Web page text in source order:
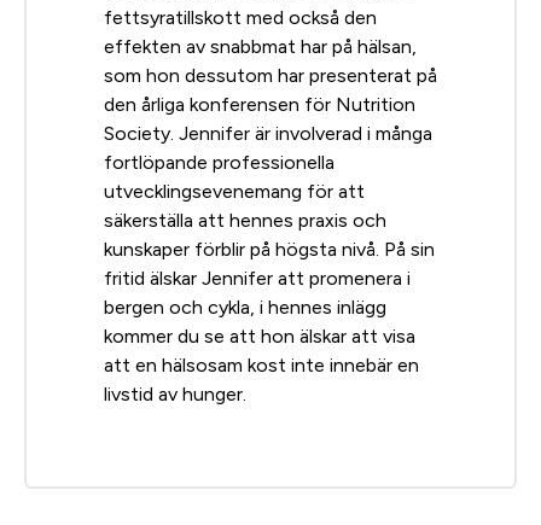
fettsyratillskott med också den
effekten av snabbmat har på hälsan,
som hon dessutom har presenterat på
den årliga konferensen för Nutrition
Society. Jennifer är involverad i många
fortlöpande professionella
utvecklingsevenemang för att
säkerställa att hennes praxis och
kunskaper förblir på högsta nivå. På sin
fritid älskar Jennifer att promenera i
bergen och cykla, i hennes inlägg
kommer du se att hon älskar att visa
att en hälsosam kost inte innebär en
livstid av hunger.